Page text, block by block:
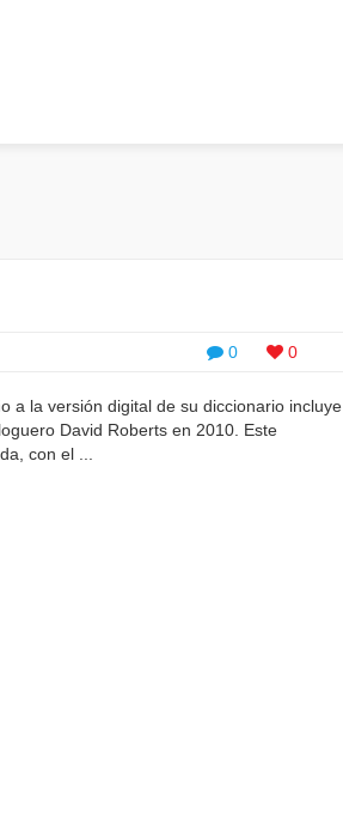
0 0
a la versión digital de su diccionario incluye
David Roberts en 2010. Este
con el ...